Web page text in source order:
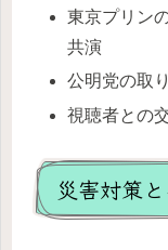
東京プリン
共演
公明党の取
視聴者との
災害対策